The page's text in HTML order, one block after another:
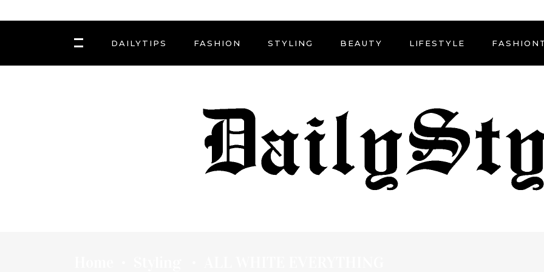
DAILYTIPS FASHION STYLING BEAUTY LIFESTYLE